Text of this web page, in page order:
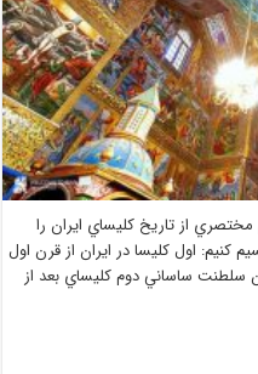
مختصري از تاريخ كليساي ايران را
كنيم: اول كليسا در ايران از قرن اول
سلطنت ساساني دوم كليساي بعد از